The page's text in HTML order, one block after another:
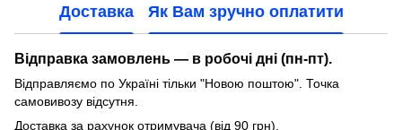
Доставка Як Вам зручно оплатити
Відправка замовлень — в робочі дні (пн-пт).
Відправляємо по Україні тільки "Новою поштою". Точка
самовивозу відсутня.
Доставка за рахунок отримувача (від 90 грн).